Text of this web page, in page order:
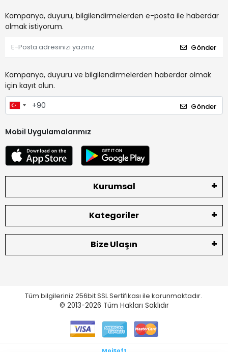
Kampanya, duyuru, bilgilendirmelerden e-posta ile haberdar
olmak istiyorum.
Gönder
Kampanya, duyuru ve bilgilendirmelerden haberdar olmak
için kayıt olun.
Gönder
Mobil Uygulamalarımız
Kurumsal
Kategoriler
Bize Ulaşın
Tüm bilgileriniz 256bit SSL Sertifikası ile korunmaktadır.
© 2013-2026 Tüm Hakları Saklıdır